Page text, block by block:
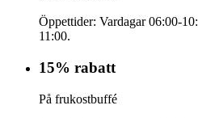
Öppettider: Vardagar 06:00-
11:00.
15% rabatt
På frukostbuffé